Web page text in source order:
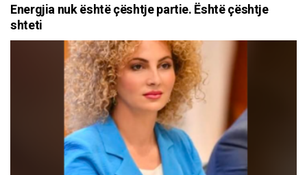
Energjia nuk është çështje partie. Është çështje
shteti